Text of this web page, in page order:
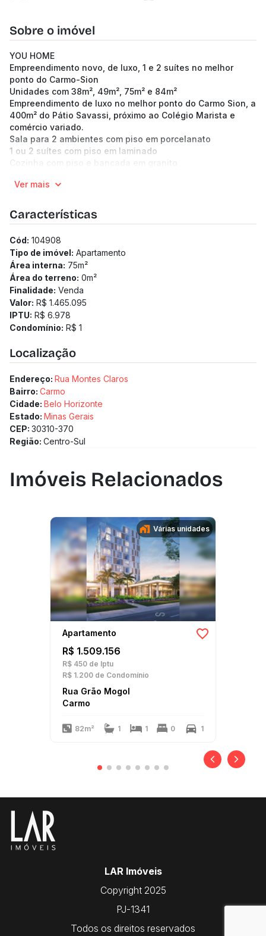
Sobre o imóvel
YOU HOME
Empreendimento novo, de luxo, 1 e 2 suítes no melhor
ponto do Carmo-Sion
Unidades com 38m², 49m², 75m² e 84m²
Empreendimento de luxo no melhor ponto do Carmo Sion, a
400m² do Pátio Savassi, próximo ao Colégio Marista e
comércio variado.
Sala para 2 ambientes com piso em porcelanato
1 ou 2 suítes com piso em laminado
Cozinha com piso e bancada em granito
Prático e versátil, lazer compacto e aconchegante no
Academia climatizada
Piscina com deck (previsão para aquecimento)
Lavanderia
Sauna
Espaço Gourmet
Wi-fi na área de lazer
Cômodo para delivery
Previsão de estação para recarga de carros elétricos
Circuito de monitoramento 24h
APP exclusivo do condomínio
Portaria com eclusa
Ver mais
Características
Cód: 104908
Tipo de imóvel: Apartamento
Área interna: 75m²
Área do terreno: 0m²
Finalidade: Venda
Valor: R$ 1.465.095
IPTU: R$ 6.978
Condomínio: R$ 1
Localização
Endereço: Rua Montes Claros
Bairro: Carmo
Cidade: Belo Horizonte
Estado: Minas Gerais
CEP: 30310-370
Região: Centro-Sul
Imóveis Relacionados
Várias unidades
Apartamento
R$ 1.509.156
R$ 450 de Iptu
R$ 1.200 de Condomínio
Rua Grão Mogol
Carmo
82m² 1 1 0 1
LAR Imóveis
Copyright 2025
PJ-1341
Todos os direitos reservados